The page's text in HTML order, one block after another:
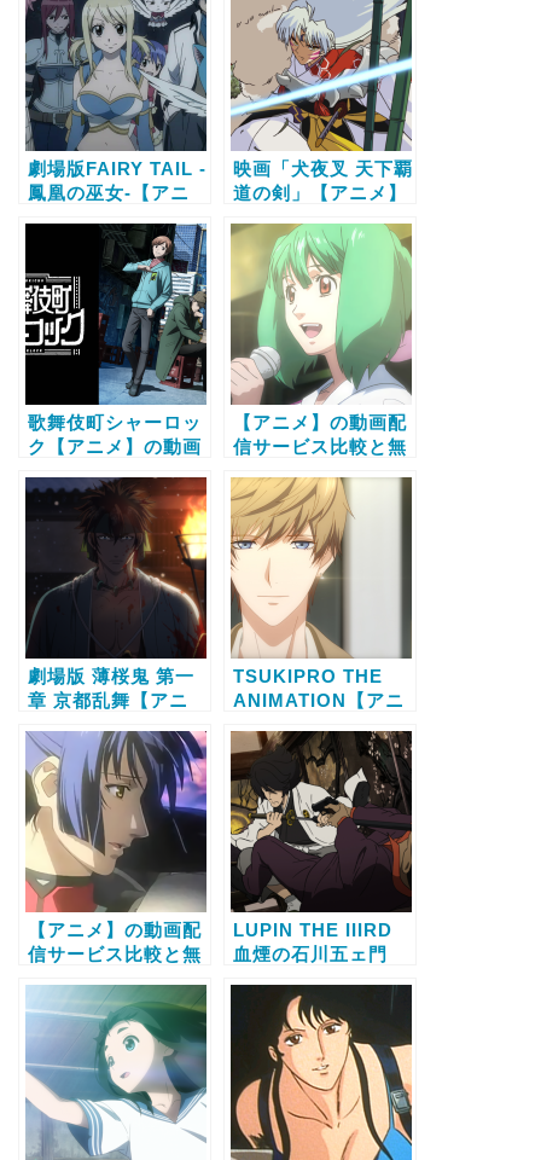
法
劇場版FAIRY TAIL -
鳳凰の巫女-【アニ
ビス比較と無料で全
話視聴する方法
映画「犬夜叉 天下覇
道の剣」【アニメ】
比較と無料で全話視
聴する方法
歌舞伎町シャーロッ
ク【アニメ】の動画
無料で全話視聴する
方法
【アニメ】の動画配
信サービス比較と無
法
劇場版 薄桜鬼 第一
章 京都乱舞【アニ
ビス比較と無料で全
話視聴する方法
TSUKIPRO THE
ANIMATION【アニ
ビス比較と無料で全
話視聴する方法
【アニメ】の動画配
信サービス比較と無
LUPIN THE IIIRD
血煙の石川五ェ門
信サービス比較と無
料で全話視聴する方